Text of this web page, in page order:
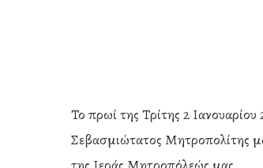
Το πρωί της Τρίτης 2
Σεβασμιώτατος Μητροπολίτης